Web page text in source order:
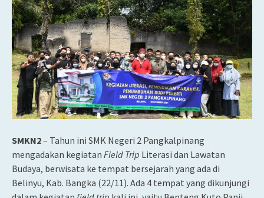
SMKN2– Tahun ini SMK Negeri 2 Pangkalpinang
mengadakan kegiatan Field Trip Literasi dan Lawatan
Budaya, berwisata ke tempat bersejarah yang ada di
Belinyu, Kab. Bangka (22/11). Ada 4 tempat yang dikunjungi